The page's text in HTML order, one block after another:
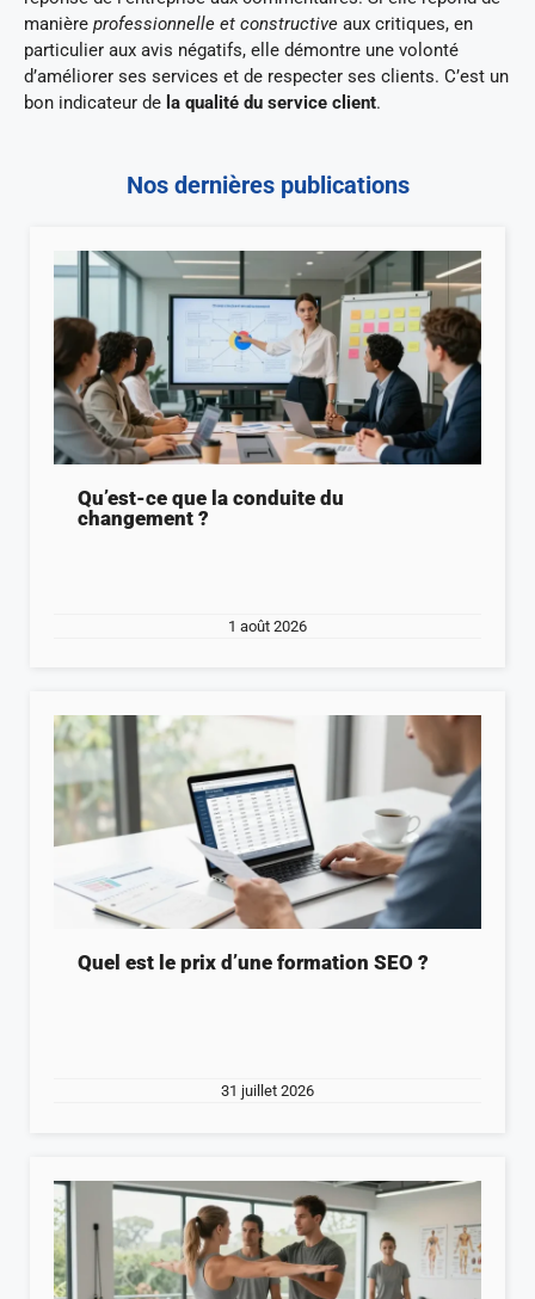
manière professionnelle et constructive aux critiques, en
particulier aux avis négatifs, elle démontre une volonté
d’améliorer ses services et de respecter ses clients. C’est un
bon indicateur de la qualité du service client.
Nos dernières publications
Qu’est-ce que la conduite du
changement ?
1 août 2026
Quel est le prix d’une formation SEO ?
31 juillet 2026